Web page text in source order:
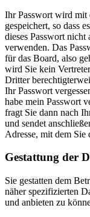
Ihr Passwort wird mit
gespeichert, so dass
dieses Passwort
verwenden. Das
für das Board, also
wird Sie kein
Dritter
Ihr Passwort
habe mein Passwort
fragt Sie dann nach
und sendet
Adresse, mit dem Sie
Gestattung der
Sie gestatten dem
näher spezifizierten
und anbieten zu